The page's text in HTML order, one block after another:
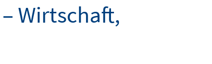
Wirtschaft,